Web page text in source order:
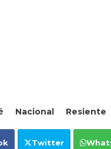
Nacional Resiente
Twitter